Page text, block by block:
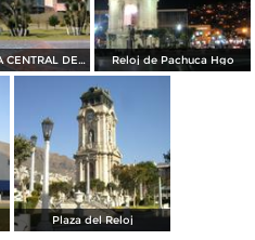
BIBLIOTECA CENTRAL DEL ESTADO Reloj de Pachuca Hgo
Plaza del Reloj